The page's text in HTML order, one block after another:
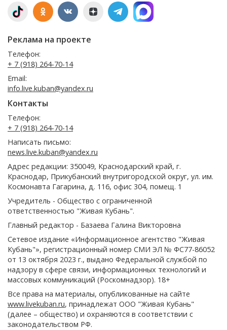
Реклама на проекте
Телефон:
+ 7 (918) 264-70-14
Email:
info.live.kuban@yandex.ru
Контакты
Телефон:
+ 7 (918) 264-70-14
Написать письмо:
news.live.kuban@yandex.ru
Адрес редакции: 350049, Краснодарский край, г.
Краснодар, Прикубанский внутригородской округ, ул. им.
Космонавта Гагарина, д. 116, офис 304, помещ. 1
Учредитель - Общество с ограниченной
ответственностью "Живая Кубань".
Главный редактор - Базаева Галина Викторовна
Сетевое издание «Информационное агентство "Живая
Кубань"», регистрационный номер СМИ ЭЛ № ФС77-86052
от 13 октября 2023 г., выдано Федеральной службой по
надзору в сфере связи, информационных технологий и
массовых коммуникаций (Роскомнадзор). 18+
Все права на материалы, опубликованные на сайте
www.livekuban.ru, принадлежат ООО "Живая Кубань"
(далее – общество) и охраняются в соответствии с
законодательством РФ.